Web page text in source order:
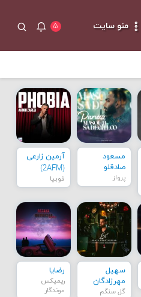
منو سایت ۵
مسعود
صادقلو
پرواز
آرمین زارعی
(2AFM)
فوبیا
سهیل
مهرزادگان
گل سنگم
رضایا
ریمیکس
موندگار